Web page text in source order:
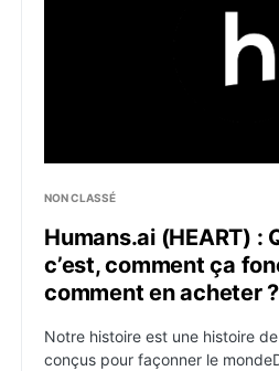
NON CLASSÉ
Humans.ai (HEART) :
c’est, comment ça
comment en acheter ?
Notre histoire est une histoire
conçus pour façonner le